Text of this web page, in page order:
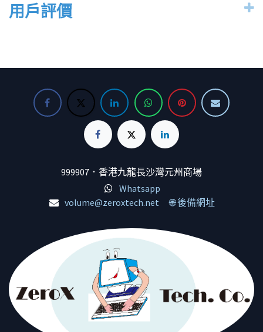
用戶評價
999907．香港九龍長沙灣元州商場
Whatsapp
volume@zeroxtech.net
🌐 後備網址